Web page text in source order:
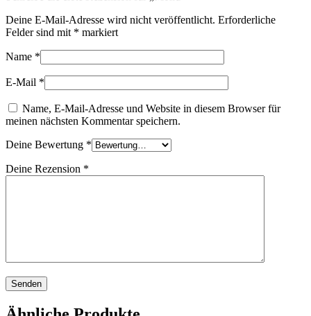
Deine E-Mail-Adresse wird nicht veröffentlicht. Erforderliche
Felder sind mit * markiert
Name *
E-Mail *
Name, E-Mail-Adresse und Website in diesem Browser für
meinen nächsten Kommentar speichern.
Deine Bewertung *
Deine Rezension *